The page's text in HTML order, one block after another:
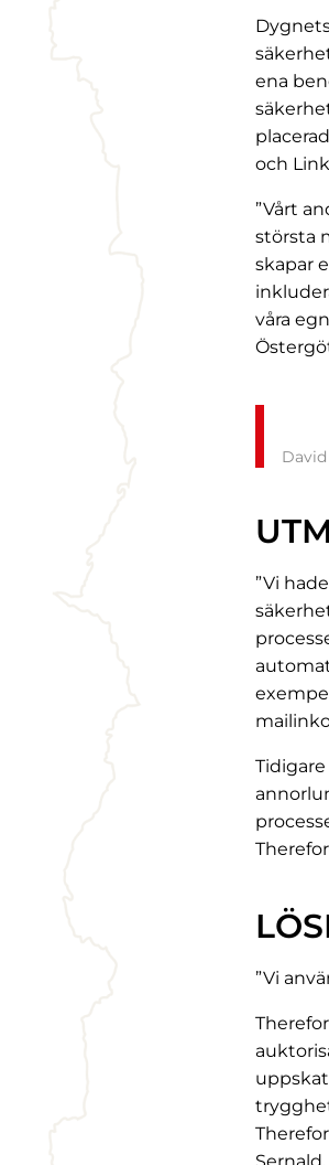
ena
och
”Vårt
största
skapar
våra
”Vi
”Vi